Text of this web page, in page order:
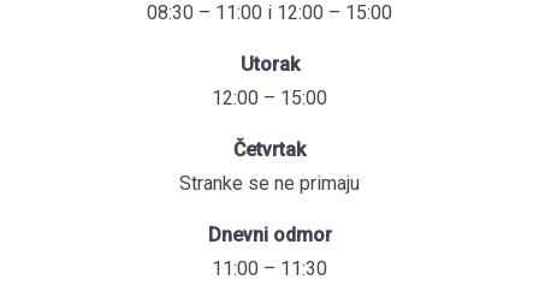
08:30 – 11:00 i 12:00 – 15:00
Utorak
12:00 – 15:00
Četvrtak
Stranke se ne primaju
Dnevni odmor
11:00 – 11:30